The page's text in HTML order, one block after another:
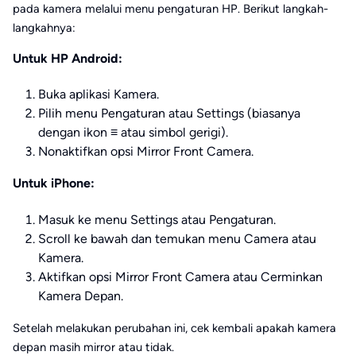
pada kamera melalui menu pengaturan HP. Berikut langkah-
langkahnya:
Untuk HP Android:
Buka aplikasi Kamera.
Pilih menu Pengaturan atau Settings (biasanya
dengan ikon ≡ atau simbol gerigi).
Nonaktifkan opsi Mirror Front Camera.
Untuk iPhone:
Masuk ke menu Settings atau Pengaturan.
Scroll ke bawah dan temukan menu Camera atau
Kamera.
Aktifkan opsi Mirror Front Camera atau Cerminkan
Kamera Depan.
Setelah melakukan perubahan ini, cek kembali apakah kamera
depan masih mirror atau tidak.